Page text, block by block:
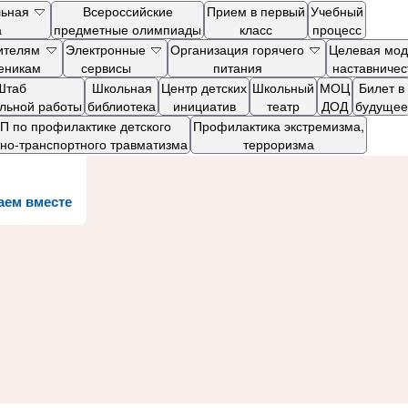
Всероссийские
предметные олимпиады
Прием в первый
класс
Учебный
процесс
Электронные
сервисы
Организация горячего
питания
Целевая
работы
Школьная
библиотека
Центр детских
инициатив
Школьный
театр
МОЦ
ДОД
Билет в
будущее
по профилактике детского
транспортного травматизма
Профилактика экстремизма,
терроризма
вместе